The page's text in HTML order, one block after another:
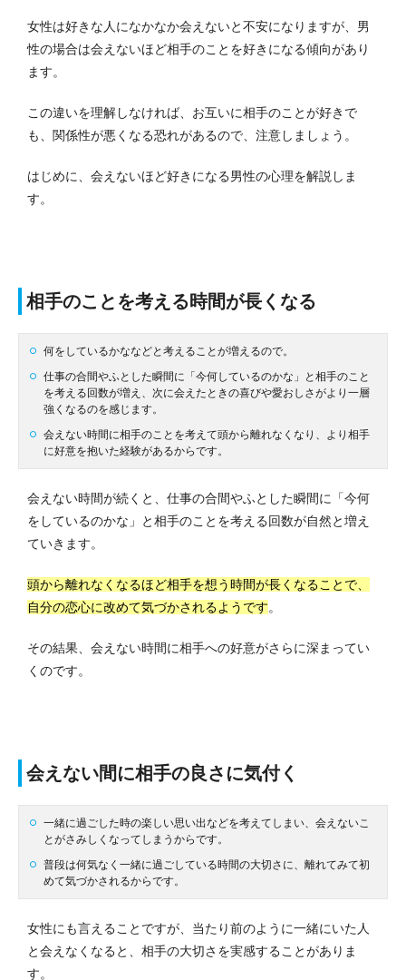
女性は好きな人になかなか会えないと不安になりますが、男
性の場合は会えないほど相手のことを好きになる傾向があり
ます。
この違いを理解しなければ、お互いに相手のことが好きで
も、関係性が悪くなる恐れがあるので、注意しましょう。
はじめに、会えないほど好きになる男性の心理を解説しま
す。
相手のことを考える時間が長くなる
何をしているかななどと考えることが増えるので。
仕事の合間やふとした瞬間に「今何しているのかな」と相手のこと
を考える回数が増え、次に会えたときの喜びや愛おしさがより一層
強くなるのを感じます。
会えない時間に相手のことを考えて頭から離れなくなり、より相手
に好意を抱いた経験があるからです。
会えない時間が続くと、仕事の合間やふとした瞬間に「今何
をしているのかな」と相手のことを考える回数が自然と増え
ていきます。
頭から離れなくなるほど相手を想う時間が長くなることで、
自分の恋心に改めて気づかされるようです。
その結果、会えない時間に相手への好意がさらに深まってい
くのです。
会えない間に相手の良さに気付く
一緒に過ごした時の楽しい思い出などを考えてしまい、会えないこ
とがさみしくなってしまうからです。
普段は何気なく一緒に過ごしている時間の大切さに、離れてみて初
めて気づかされるからです。
女性にも言えることですが、当たり前のように一緒にいた人
と会えなくなると、相手の大切さを実感することがありま
す。